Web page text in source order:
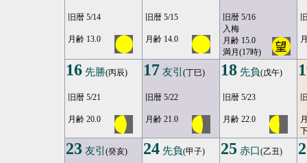
旧暦 5/14
月齢 13.0
旧暦 5/15
月齢 14.0
旧暦 5/16
入梅
月齢 15.0
満月(17時)
16 先勝(丙辰)
旧暦 5/21
月齢 20.0
17 友引 (丁巳)
旧暦 5/22
月齢 21.0
18 先負(戊午)
旧暦 5/23
月齢 22.0
23 友引 (癸亥) 24 先負(甲子) 25 赤口(乙丑)